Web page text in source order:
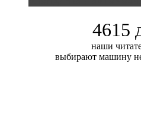
4615
наши
выбирают машину